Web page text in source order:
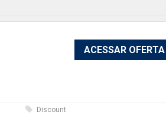
ACESSAR OFERTA
Discount